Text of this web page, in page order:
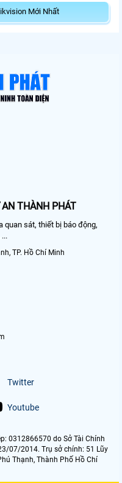
Mới Nhất
THÀNH PHÁT
quan sát, thiết bị báo động,
TP. Hồ Chí Minh
Twitter
Youtube
0312866570 do Sở Tài Chính
07/2014. Trụ sở chính: 51 Lũy
Thạnh, Thành Phố Hồ Chí